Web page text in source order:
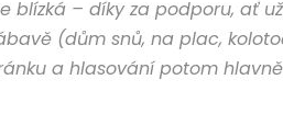
blízká – díky za podporu, ať
(dům snů, na plac,
a hlasování potom